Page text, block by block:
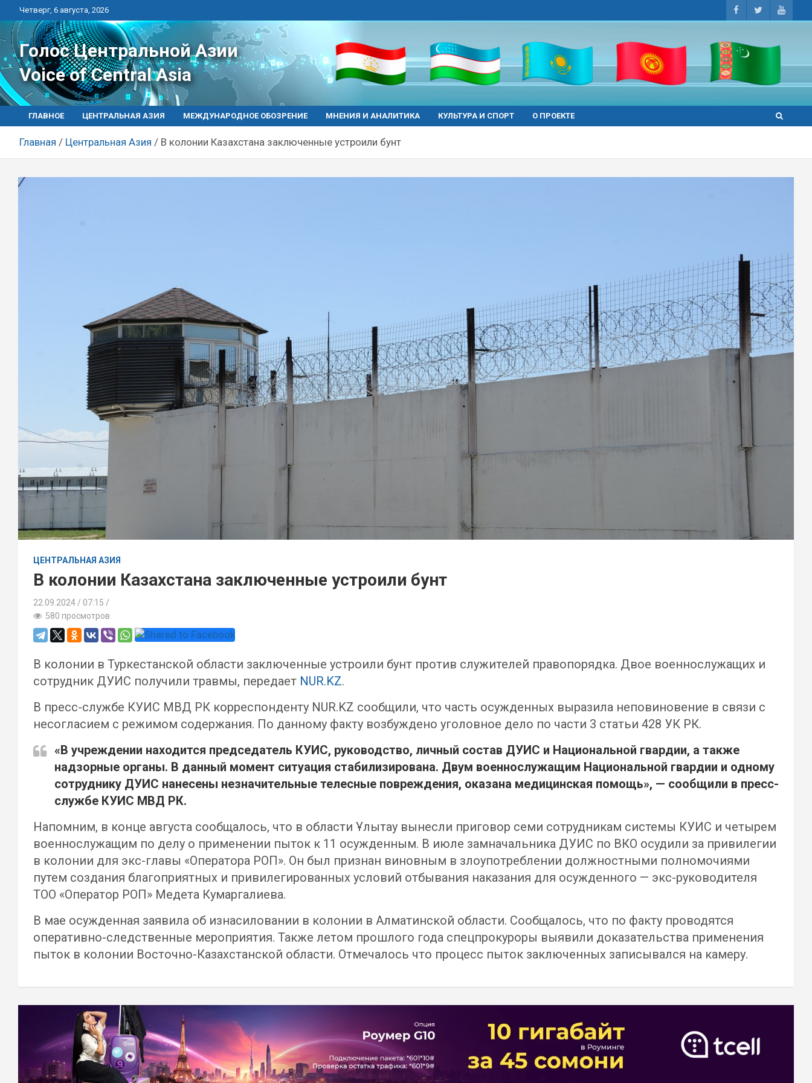
Перейти
к
контенту
Четверг, 6 августа, 2026
Голос Центральной Азии
Voice of Central Asia
ГЛАВНОЕ ЦЕНТРАЛЬНАЯ АЗИЯ МЕЖДУНАРОДНОЕ ОБОЗРЕНИЕ МНЕНИЯ И АНАЛИТИКА КУЛЬТУРА И СПОРТ О ПРОЕКТЕ
Главная Центральная Азия В колонии Казахстана заключенные устроили бунт
ЦЕНТРАЛЬНАЯ АЗИЯ
В колонии Казахстана заключенные устроили бунт
22.09.2024
07:15 /
580 просмотров
В колонии в Туркестанской области заключенные устроили бунт против служителей правопорядка. Двое военнослужащих и
сотрудник ДУИС получили травмы, передает NUR.KZ.
В пресс-службе КУИС МВД РК корреспонденту NUR.KZ сообщили, что часть осужденных выразила неповиновение в связи с
несогласием с режимом содержания. По данному факту возбуждено уголовное дело по части 3 статьи 428 УК РК.
«В учреждении находится председатель КУИС, руководство, личный состав ДУИС и Национальной гвардии, а также
надзорные органы. В данный момент ситуация стабилизирована. Двум военнослужащим Национальной гвардии и одному
сотруднику ДУИС нанесены незначительные телесные повреждения, оказана медицинская помощь», — сообщили в пресс-
службе КУИС МВД РК.
Напомним, в конце августа сообщалось, что в области Ұлытау вынесли приговор семи сотрудникам системы КУИС и четырем
военнослужащим по делу о применении пыток к 11 осужденным. В июле замначальника ДУИС по ВКО осудили за привилегии
в колонии для экс-главы «Оператора РОП». Он был признан виновным в злоупотреблении должностными полномочиями
путем создания благоприятных и привилегированных условий отбывания наказания для осужденного — экс-руководителя
ТОО «Оператор РОП» Медета Кумаргалиева.
В мае осужденная заявила об изнасиловании в колонии в Алматинской области. Сообщалось, что по факту проводятся
оперативно-следственные мероприятия. Также летом прошлого года спецпрокуроры выявили доказательства применения
пыток в колонии Восточно-Казахстанской области. Отмечалось что процесс пыток заключенных записывался на камеру.
Навигация
записям